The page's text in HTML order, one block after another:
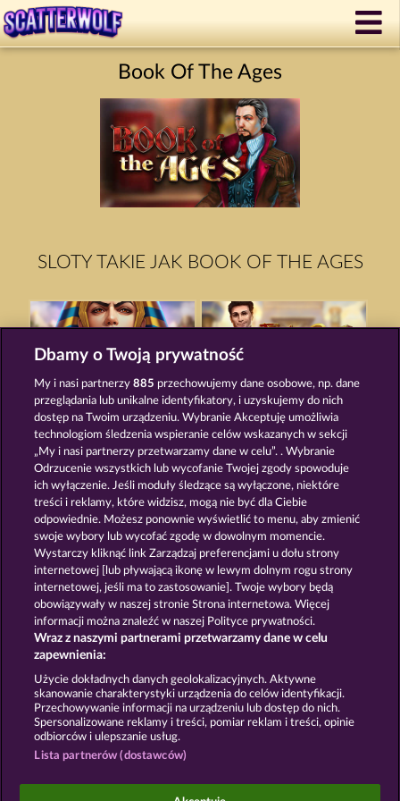
Book Of The Ages
SLOTY TAKIE JAK BOOK OF THE AGES
JACK POTTER AND THE BOOK OF TEOS
BOOKS AND BULLS THE BLACK BOOK OF PIRATES
Zasady i warunki Polityka prywatności
Nota prawna Firma FAQ Facebook
Prześlij wniosek o wypłatę
Gry społecznościowe mają przeznaczenie czysto
Dbamy o Twoją prywatność
My i nasi partnerzy885 przechowujemy dane osobowe, np. dane
przeglądania lub unikalne identyfikatory, i uzyskujemy do nich
dostęp na Twoim urządzeniu. Wybranie Akceptuję umożliwia
technologiom śledzenia wspieranie celów wskazanych w sekcji
„My i nasi partnerzy przetwarzamy dane w celu”. . Wybranie
Odrzucenie wszystkich lub wycofanie Twojej zgody spowoduje
ich wyłączenie. Jeśli moduły śledzące są wyłączone, niektóre
treści i reklamy, które widzisz, mogą nie być dla Ciebie
odpowiednie. Możesz ponownie wyświetlić to menu, aby zmienić
swoje wybory lub wycofać zgodę w dowolnym momencie.
Wystarczy kliknąć link Zarządzaj preferencjami u dołu strony
internetowej [lub pływającą ikonę w lewym dolnym rogu strony
internetowej, jeśli ma to zastosowanie]. Twoje wybory będą
obowiązywały w naszej stronie Strona internetowa. Więcej
informacji można znaleźć w naszej Polityce prywatności.
Wraz z naszymi partnerami przetwarzamy dane w celu
zapewnienia:
Użycie dokładnych danych geolokalizacyjnych. Aktywne
skanowanie charakterystyki urządzenia do celów identyfikacji.
Przechowywanie informacji na urządzeniu lub dostęp do nich.
Spersonalizowane reklamy i treści, pomiar reklam i treści, opinie
odbiorców i ulepszanie usług.
Lista partnerów (dostawców)